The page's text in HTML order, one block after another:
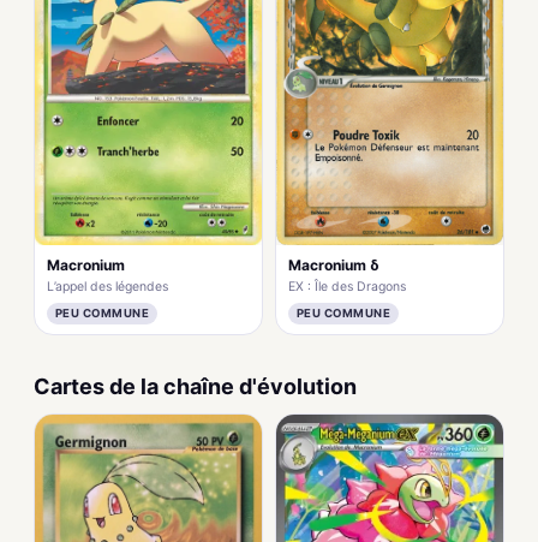
Macronium
L’appel des légendes
PEU COMMUNE
Macronium δ
EX : Île des Dragons
PEU COMMUNE
Cartes de la chaîne d'évolution